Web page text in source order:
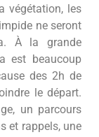
végétation, les
ne seront
À la grande
est beaucoup
des 2h de
le départ.
un parcours
et rappels, une